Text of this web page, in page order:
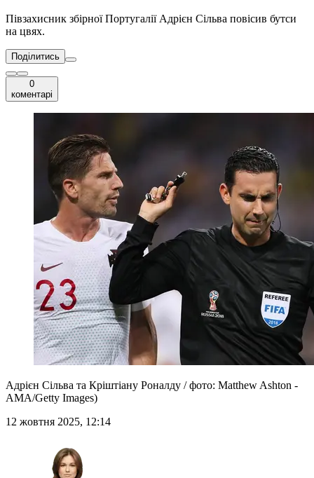
Півзахисник збірної Португалії Адрієн Сільва повісив бутси
на цвях.
Поділитись
0
коментарі
Адрієн Сільва та Кріштіану Роналду / фото: Matthew Ashton -
AMA/Getty Images)
12 жовтня 2025, 12:14